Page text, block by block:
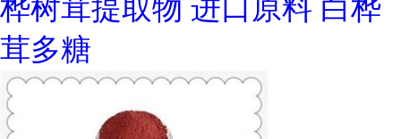
桦树茸提取物 进口原料 白桦
茸多糖